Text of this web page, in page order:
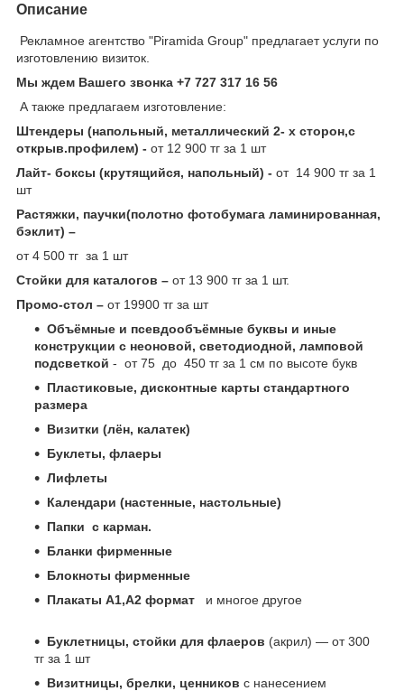
Описание
Рекламное агентство "Piramida Group" предлагает услуги по
изготовлению визиток.
Мы ждем Вашего звонка +7 727 317 16 56
А также предлагаем изготовление:
Штендеры (напольный, металлический 2- х сторон,с
открыв.профилем) - от 12 900 тг за 1 шт
Лайт- боксы (крутящийся, напольный) - от 14 900 тг за 1
шт
Растяжки, паучки(полотно фотобумага ламинированная,
бэклит) –
от 4 500 тг за 1 шт
Стойки для каталогов – от 13 900 тг за 1 шт.
Промо-стол – от 19900 тг за шт
Объёмные и псевдообъёмные буквы и иные
конструкции с неоновой, светодиодной, ламповой
подсветкой - от 75 до 450 тг за 1 см по высоте букв
Пластиковые, дисконтные карты стандартного
размера
Визитки (лён, калатек)
Буклеты, флаеры
Лифлеты
Календари (настенные, настольные)
Папки с карман.
Бланки фирменные
Блокноты фирменные
Плакаты А1,А2 формат и многое другое
Буклетницы, стойки для флаеров (акрил) ― от 300
тг за 1 шт
Визитницы, брелки, ценников с нанесением